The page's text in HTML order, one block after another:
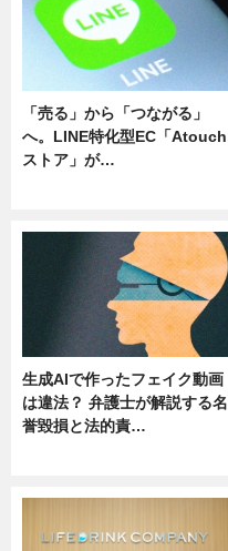
「売る」から「つながる」
へ。LINE特化型EC「Atouch
ストア」が…
生成AIで作ったフェイク動画
は違法？ 弁護士が解説する名
誉毀損と法的責…